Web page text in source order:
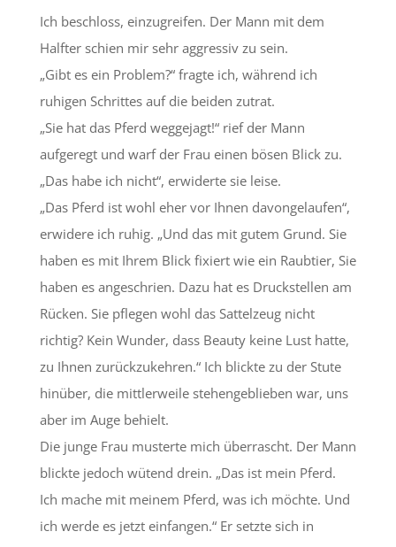
Ich beschloss, einzugreifen. Der Mann mit dem
Halfter schien mir sehr aggressiv zu sein.
„Gibt es ein Problem?“ fragte ich, während ich
ruhigen Schrittes auf die beiden zutrat.
„Sie hat das Pferd weggejagt!“ rief der Mann
aufgeregt und warf der Frau einen bösen Blick zu.
„Das habe ich nicht“, erwiderte sie leise.
„Das Pferd ist wohl eher vor Ihnen davongelaufen“,
erwidere ich ruhig. „Und das mit gutem Grund. Sie
haben es mit Ihrem Blick fixiert wie ein Raubtier, Sie
haben es angeschrien. Dazu hat es Druckstellen am
Rücken. Sie pflegen wohl das Sattelzeug nicht
richtig? Kein Wunder, dass Beauty keine Lust hatte,
zu Ihnen zurückzukehren.“ Ich blickte zu der Stute
hinüber, die mittlerweile stehengeblieben war, uns
aber im Auge behielt.
Die junge Frau musterte mich überrascht. Der Mann
blickte jedoch wütend drein. „Das ist mein Pferd.
Ich mache mit meinem Pferd, was ich möchte. Und
ich werde es jetzt einfangen.“ Er setzte sich in